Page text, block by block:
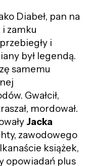
Diabeł, pan na
i zamku
i
był legendą.
samemu
Gwałcił,
mordował.
Jacka
zawodowego
książek,
opowiadań plus